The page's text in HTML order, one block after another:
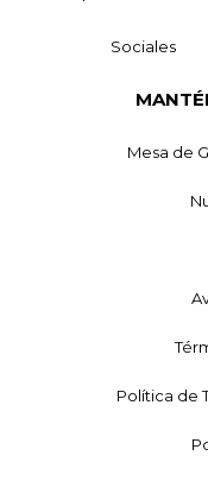
Sociales
Mesa de
Política de